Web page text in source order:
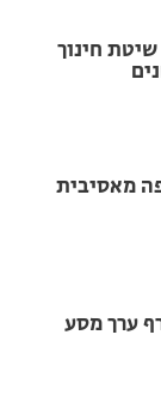
חינוך
מאסיבית
ערך מסע